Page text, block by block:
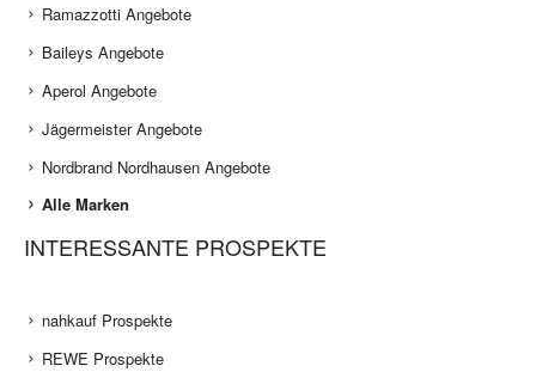
Ramazzotti Angebote
Baileys Angebote
Aperol Angebote
Jägermeister Angebote
Nordbrand Nordhausen Angebote
Alle Marken
INTERESSANTE PROSPEKTE
nahkauf Prospekte
REWE Prospekte